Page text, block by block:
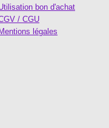
bon d'achat
/ CGU
Mentions légales